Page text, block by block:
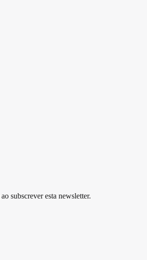
ao subscrever esta newsletter.